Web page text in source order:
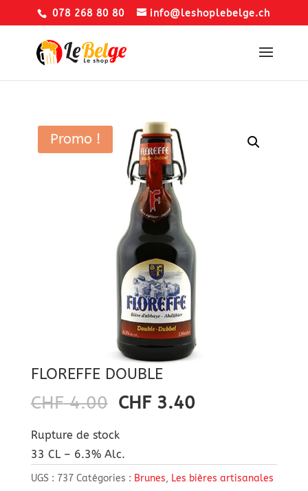
078 268 80 80 info@leshoplebelge.ch
Promo !
FLOREFFE DOUBLE
CHF4.00 Le
initial
était :
CHF 4.00.
CHF3.40Le
est :
CHF 3.40.
Rupture de stock
33 CL – 6.3% Alc.
UGS : 737 Catégories : Brunes, Les bières artisanales